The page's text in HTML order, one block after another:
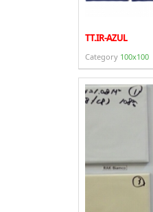
TT.IR-AZUL
Category 100x100